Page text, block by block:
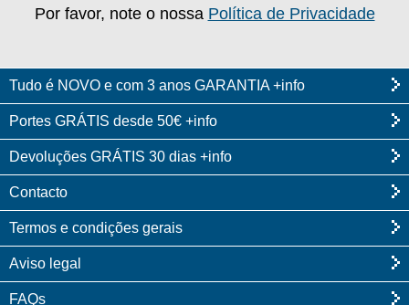
Por favor, note o nossa Política de Privacidade
Tudo é NOVO e com 3 anos GARANTIA +info
Portes GRÁTIS desde 50€ +info
Devoluções GRÁTIS 30 dias +info
Contacto
Termos e condições gerais
Aviso legal
FAQs